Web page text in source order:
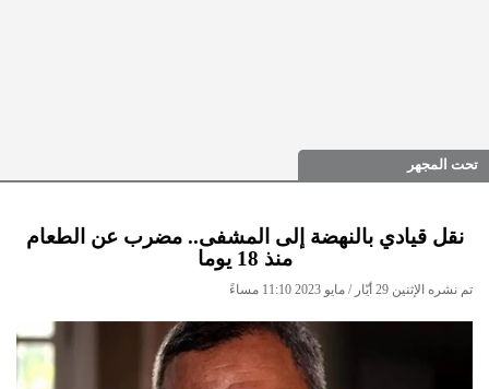
تحت المجهر
نقل قيادي بالنهضة إلى المشفى.. مضرب عن الطعام
منذ 18 يوما
تم نشره الإثنين 29 أيّار / مايو 2023 11:10 مساءً